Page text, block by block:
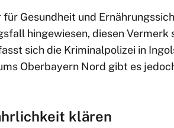
Gesundheit und
hingewiesen, diesen
sich die Kriminalpolizei in
Oberbayern Nord gibt es
klären